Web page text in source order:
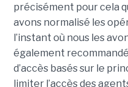
précisément pour cela
avons normalisé les
l’instant où nous les
également
d’accès basés sur le
limiter l’accès des